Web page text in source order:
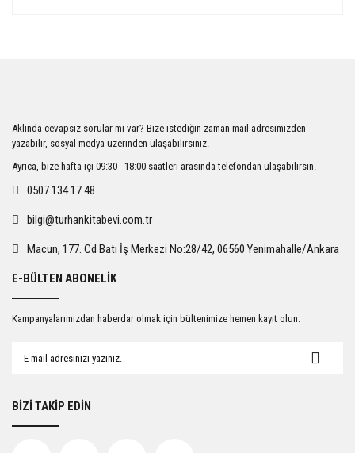
Ürün açıklamasında eksik bilgiler bulunuyor.
Ürün bilgilerinde hatalar bulunuyor.
Ürün fiyatı diğer sitelerden daha pahalı.
Gönder
Aklında cevapsız sorular mı var? Bize istediğin zaman mail adresimizden
yazabilir, sosyal medya üzerinden ulaşabilirsiniz.
Ayrıca, bize hafta içi 09:30 - 18:00 saatleri arasında telefondan ulaşabilirsin.
0507 134 17 48
bilgi@turhankitabevi.com.tr
Macun, 177. Cd Batı İş Merkezi No:28/42, 06560 Yenimahalle/Ankara
E-BÜLTEN ABONELİK
Kampanyalarımızdan haberdar olmak için bültenimize hemen kayıt olun.
BİZİ TAKİP EDİN